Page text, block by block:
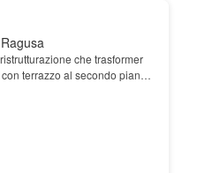
che trasformer
terrazzo al secondo piano